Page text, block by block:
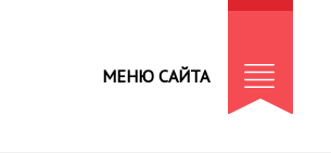
МЕНЮ САЙТА